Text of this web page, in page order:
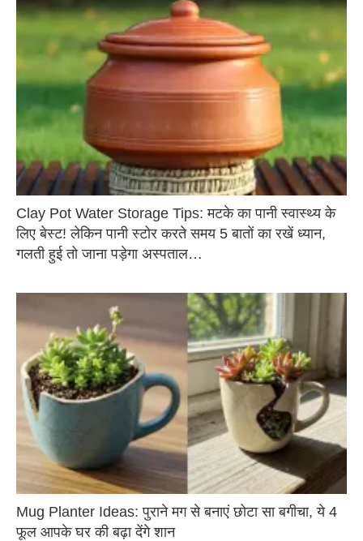
Clay Pot Water Storage Tips: मटके का पानी स्वास्थ्य के
लिए बेस्ट! लेकिन पानी स्टोर करते समय 5 बातों का रखें ध्यान,
गलती हुई तो जाना पड़ेगा अस्पताल…
Mug Planter Ideas: पुराने मग से बनाएं छोटा सा बगीचा, ये 4
फूल आपके घर की बढ़ा देंगे शान